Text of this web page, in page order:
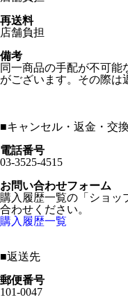
再送料
店舗負担
備考
同一商品の手配が不可能
がございます。その際は
■キャンセル・返金・交
電話番号
03-3525-4515
お問い合わせフォーム
購入履歴一覧の「ショッ
合わせください。
購入履歴一覧
■返送先
郵便番号
101-0047